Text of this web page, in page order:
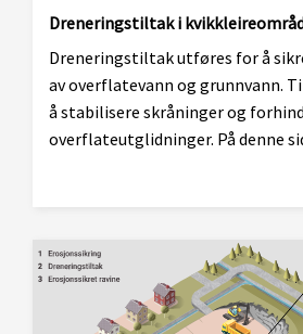
Dreneringstiltak i
Dreneringstiltak utføres for å
av overflatevann og grunnvann.
å stabilisere skråninger og
overflateutglidninger. På denne